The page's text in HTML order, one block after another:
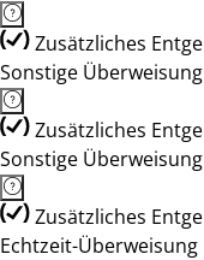
Zusätzliches
Sonstige
Zusätzliches
Sonstige
Zusätzliches
Echtzeit-Überweisung